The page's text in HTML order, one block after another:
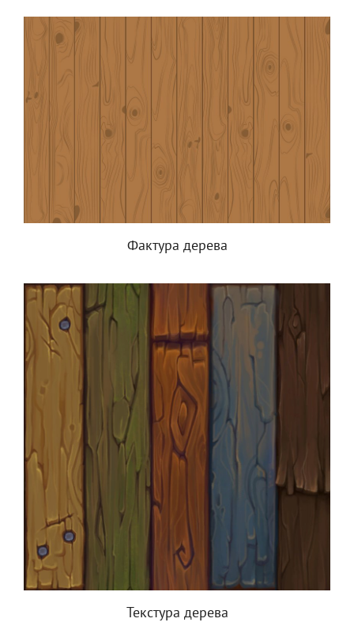
Фактура дерева
Текстура дерева